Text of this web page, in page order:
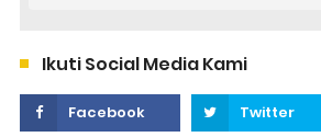
Ikuti Social Media Kami